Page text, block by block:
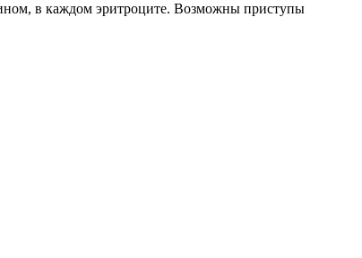
в каждом эритроците. Возможны приступы